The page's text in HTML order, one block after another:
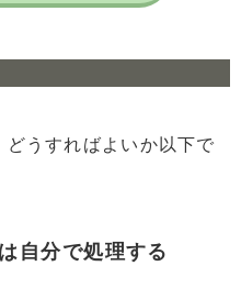
うすればよいか以下で
自分で処理する